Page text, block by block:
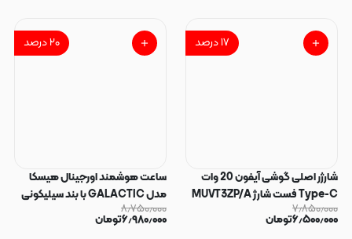
۱۷درصد
شارژر اصلی گوشی آیفون 20 وات
Type-C فست شارژ MUVT3ZP/A
A2344 C3D سه پین تک پورت رنگ
سفید گارانتی آیفونیتو کد 180877
۷٫۸۵۰٫۰۰۰
۶٫۵۰۰٫۰۰۰تومان
۲۰درصد
ساعت هوشمند اورجینال هیسکا
مدل GALACTIC با بند سیلیکونی
کد 180878
۸٫۷۵۰٫۰۰۰
۶٫۹۸۰٫۰۰۰تومان